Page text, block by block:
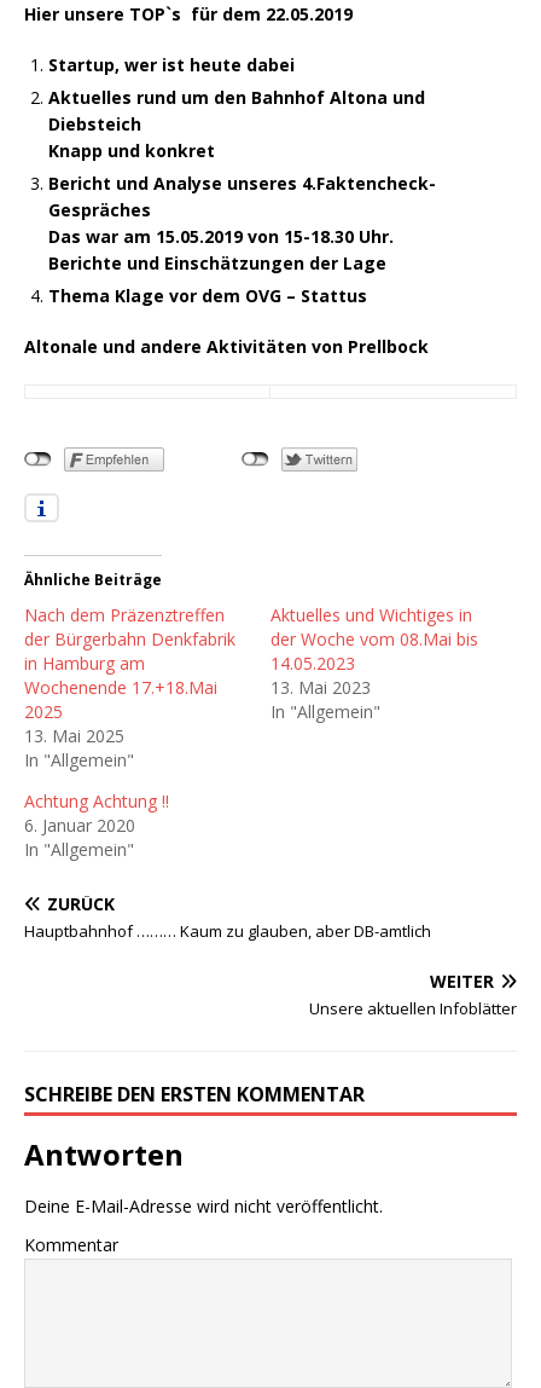
Hier unsere TOP`s für dem 22.05.2019
Startup, wer ist heute dabei
Aktuelles rund um den Bahnhof Altona und
Diebsteich
Knapp und konkret
Bericht und Analyse unseres 4.Faktencheck-
Gespräches
Das war am 15.05.2019 von 15-18.30 Uhr.
Berichte und Einschätzungen der Lage
Thema Klage vor dem OVG – Stattus
Altonale und andere Aktivitäten von Prellbock
Ähnliche Beiträge
Nach dem Präzenztreffen
der Bürgerbahn Denkfabrik
in Hamburg am
Wochenende 17.+18.Mai
2025
13. Mai 2025
In "Allgemein"
Aktuelles und Wichtiges in
der Woche vom 08.Mai bis
14.05.2023
13. Mai 2023
In "Allgemein"
Achtung Achtung !!
6. Januar 2020
In "Allgemein"
ZURÜCK
Hauptbahnhof ……… Kaum zu glauben, aber DB-amtlich
WEITER
Unsere aktuellen Infoblätter
SCHREIBE DEN ERSTEN KOMMENTAR
Antworten
Deine E-Mail-Adresse wird nicht veröffentlicht.
Kommentar